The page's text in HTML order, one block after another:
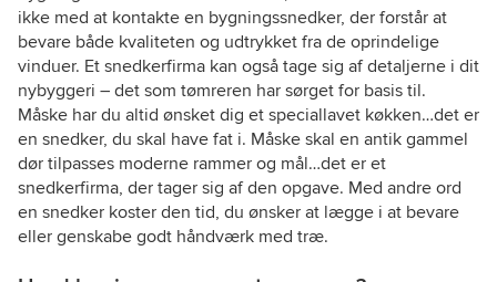
ikke med at kontakte en bygningssnedker, der forstår at
bevare både kvaliteten og udtrykket fra de oprindelige
vinduer. Et snedkerfirma kan også tage sig af detaljerne i dit
nybyggeri – det som tømreren har sørget for basis til.
Måske har du altid ønsket dig et speciallavet køkken…det er
en snedker, du skal have fat i. Måske skal en antik gammel
dør tilpasses moderne rammer og mål…det er et
snedkerfirma, der tager sig af den opgave. Med andre ord
en snedker koster den tid, du ønsker at lægge i at bevare
eller genskabe godt håndværk med træ.